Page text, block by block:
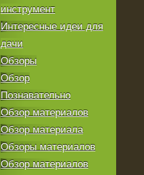
инструмент
Интересные идеи для
дачи
Обзоры
Обзор
Познавательно
Обзор материалов
Обзор материала
Обзоры материалов
Обзор материалов